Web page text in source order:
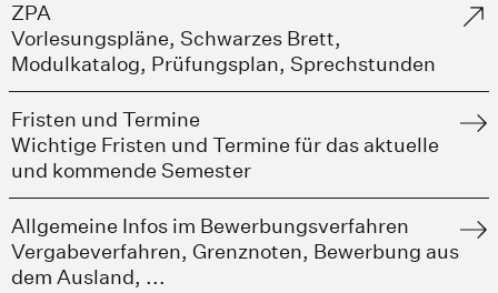
ZPA
Vorlesungspläne, Schwarzes Brett,
Modulkatalog, Prüfungsplan, Sprechstunden
Fristen und Termine
Wichtige Fristen und Termine für das aktuelle
und kommende Semester
Allgemeine Infos im Bewerbungsverfahren
Vergabeverfahren, Grenznoten, Bewerbung aus
dem Ausland, ...